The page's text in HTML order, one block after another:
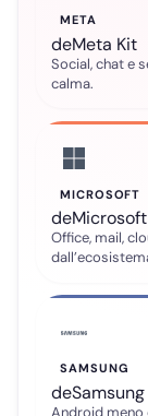
META
deMeta Kit
Social, chat e
calma.
MICROSOFT
Office, mail,
SAMSUNG
Android meno